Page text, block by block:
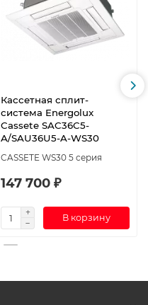
Кассетная сплит-
система Energolux
Cassete SAC36C5-
A/SAU36U5-A-WS30
CASSETE WS30 5 серия
147 700 ₽
В корзину